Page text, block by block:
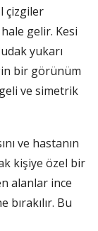
çizgiler
gelir. Kesi
yukarı
bir görünüm
ve simetrik
ve hastanın
kişiye özel bir
alanlar ince
bırakılır. Bu